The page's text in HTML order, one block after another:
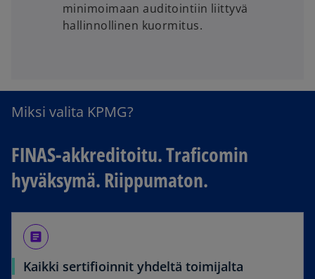
minimoimaan auditointiin liittyvä
hallinnollinen kuormitus.
Miksi valita KPMG?
FINAS-akkreditoitu. Traficomin
hyväksymä. Riippumaton.
article
Kaikki sertifioinnit yhdeltä toimijalta